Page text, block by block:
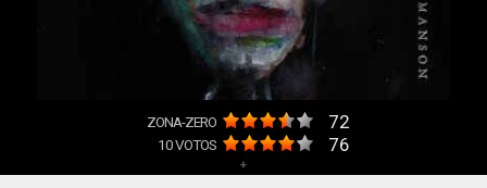
ZONA-ZERO 72
10VOTOS 76
+